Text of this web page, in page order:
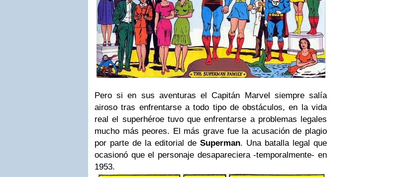
Pero si en sus aventuras el Capitán Marvel siempre salía
airoso tras enfrentarse a todo tipo de obstáculos, en la vida
real el superhéroe tuvo que enfrentarse a problemas legales
mucho más peores. El más grave fue la acusación de plagio
por parte de la editorial de Superman. Una batalla legal que
ocasionó que el personaje desapareciera -temporalmente- en
1953.